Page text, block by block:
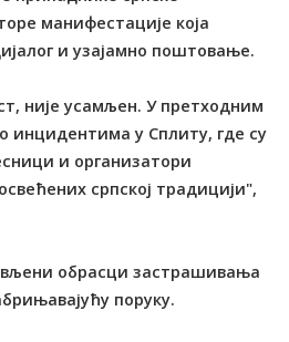
манифестације која
и узајамно поштовање.
није усамљен. У претходним
инцидентима у Сплиту, где су
и организатори
српској традицији",
обрасци застрашивања
поруку.